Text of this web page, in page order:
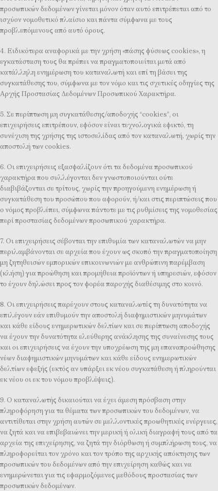
προσωπικών δεδομένων γίνεται μόνον όταν αυτό επιτρέπεται από το
ισχύον νομοθετικό πλαίσιο και πάντα σύμφωνα με τους
προβλεπόμενους από αυτό όρους.
4. Ειδικότερα αναφορικά με την χρήση «πάσης φύσεως cookies», η
εγκατάσταση τους θα πρέπει να πραγματοποιείται μετά από
κατάλληλη ενημέρωση του καταναλωτή και επί τη βάσει της
συγκατάθεσης του, σύμφωνα με τον νόμο και τις σχετικές οδηγίες της
Αρχής Προστασίας Δεδομένων Προσωπικού Χαρακτήρα.
5. Σε περίπτωση μη συγκατάθεσης/αποδοχής “cookies”, οι
επιχειρήσεις επιτρέπουν, εφόσον είναι τεχνολογικά εφικτό, τη
συνέχιση της χρήσης της ιστοσελίδας από τον καταναλωτή, χωρίς την
αποστολή των cookies.
6. Οι επιχειρήσεις εξασφαλίζουν ότι τα δεδομένα προσωπικού
χαρακτήρα που συλλέγονται δεν γνωστοποιούνται ούτε
διαβιβάζονται σε τρίτους, χωρίς την προηγούμενη ενημέρωση ή
συγκατάθεση του προσώπου που αφορούν, ή/και στις περιπτώσεις που
ο νόμος προβλέπει, σύμφωνα πάντοτε με τις ρυθμίσεις της νομοθεσίας
περί προστασίας δεδομένων προσωπικού χαρακτήρα.
7. Οι επιχειρήσεις σέβονται την επιθυμία των καταναλωτών να μην
περιλαμβάνονται σε αρχεία που έχουν ως σκοπό την πραγματοποίηση
μη ζητηθεισών εμπορικών επικοινωνιών με ανθρώπινη παρέμβαση
(κλήση) για προώθηση και προμήθεια προϊόντων ή υπηρεσιών, εφόσον
το έχουν δηλώσει προς τον φορέα παροχής διαθέσιμης στο κοινό.
8. Οι επιχειρήσεις παρέχουν στους καταναλωτές τη δυνατότητα να
επιλέγουν εάν επιθυμούν την αποστολή διαφημιστικών μηνυμάτων
και κάθε είδους ενημερωτικών δελτίων και σε περίπτωση αποδοχής
να έχουν την δυνατότητα ελεύθερης ανάκλησης της συναίνεσης τους
και οι επιχειρήσεις να έχουν την υποχρέωση της μη επαναπροώθησης
νέων διαφημιστικών μηνυμάτων και κάθε είδους ενημερωτικών
δελτίων εφεξής (εκτός αν υπάρξει εκ νέου συγκατάθεση ή πληρούνται
εκ νέου οι εκ του νόμου προβλέψεις).
9. Ο καταναλωτής δικαιούται να έχει άμεση πρόσβαση στην
πληροφόρηση για τα θέματα των προσωπικών του δεδομένων, να
αντιτίθεται στην χρήση αυτών σε μελλοντικές προωθητικές ενέργειες,
να ζητά και να επιβεβαιώνει την μερική ή ολική διαγραφή τους από τα
αρχεία της επιχείρησης, να ζητά την διόρθωση ή συμπλήρωση τους, να
πληροφορείται τον χρόνο και τον τρόπο της αρχικής απόκτησης των
προσωπικών του δεδομένων από την επιχείρηση καθώς και να
ενημερώνεται για τις εφαρμοζόμενες μεθόδους προστασίας των
προσωπικών δεδομένων.